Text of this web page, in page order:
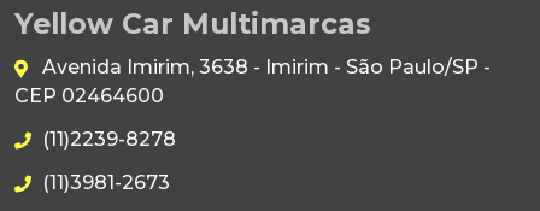
Yellow Car Multimarcas
Avenida Imirim, 3638 - Imirim - São Paulo/SP -
CEP 02464600
(11)2239-8278
(11)3981-2673